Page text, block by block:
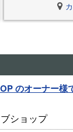
のオーナー様
ブショップ